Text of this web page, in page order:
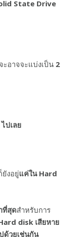
State Drive
จะอาจจะแบ่งเป็น 2
ปเลย
งอยู่แค่ใน Hard
ที่สุดสำหรับการ
disk เสียหาย
ด้วยเช่นกัน